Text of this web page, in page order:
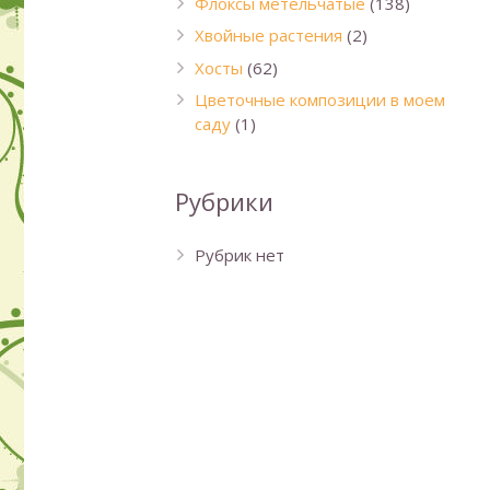
Хвойные растения (2)
Хосты (62)
Цветочные композиции в моем
саду (1)
Рубрики
Рубрик нет